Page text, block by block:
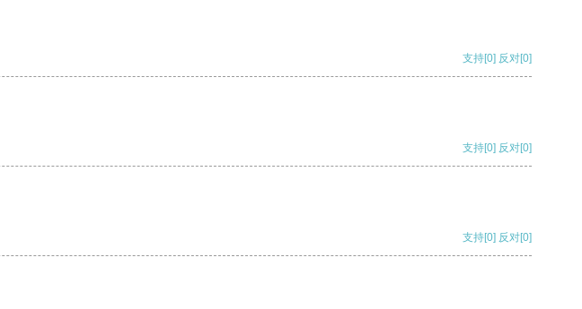
支持[0] 反对[0]
支持[0] 反对[0]
支持[0] 反对[0]